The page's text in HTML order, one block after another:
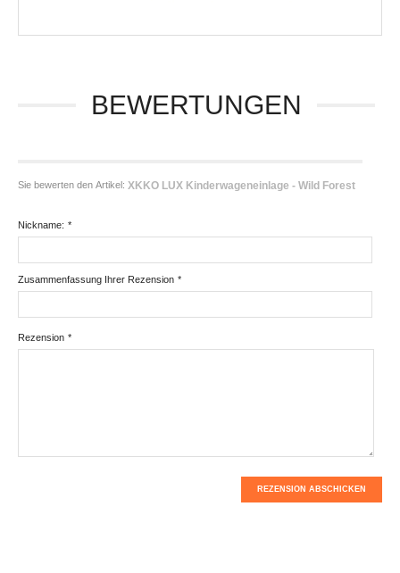
BEWERTUNGEN
Sie bewerten den Artikel: XKKO LUX Kinderwageneinlage - Wild Forest
*
Nickname:
*
Zusammenfassung Ihrer Rezension
*
Rezension
REZENSION ABSCHICKEN